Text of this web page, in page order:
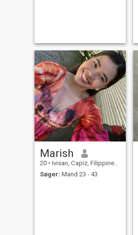
Marish
20 • Ivisan, Capiz, Filippinerne
Søger: Mand 23 - 43